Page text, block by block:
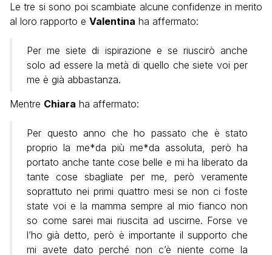
Le tre si sono poi scambiate alcune confidenze in merito
al loro rapporto e Valentina ha affermato:
Per me siete di ispirazione e se riuscirò anche
solo ad essere la metà di quello che siete voi per
me è già abbastanza.
Mentre Chiara ha affermato:
Per questo anno che ho passato che è stato
proprio la me*da più me*da assoluta, però ha
portato anche tante cose belle e mi ha liberato da
tante cose sbagliate per me, però veramente
soprattuto nei primi quattro mesi se non ci foste
state voi e la mamma sempre al mio fianco non
so come sarei mai riuscita ad uscirne. Forse ve
l’ho già detto, però è importante il supporto che
mi avete dato perché non c’è niente come la